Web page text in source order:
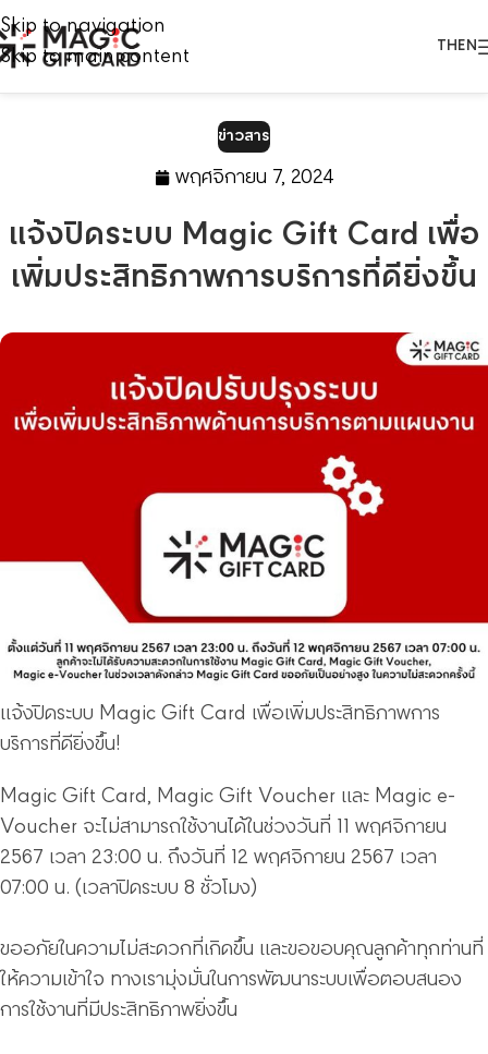
Skip to navigation
Skip to main content
THEN
ข่าวสาร
พฤศจิกายน 7, 2024
แจ้งปิดระบบ Magic Gift Card เพื่อ
เพิ่มประสิทธิภาพการบริการที่ดียิ่งขึ้น
แจ้งปิดระบบ Magic Gift Card เพื่อเพิ่มประสิทธิภาพการ
บริการที่ดียิ่งขึ้น!
Magic Gift Card, Magic Gift Voucher และ Magic e-
Voucher จะไม่สามารถใช้งานได้ในช่วงวันที่ 11 พฤศจิกายน
2567 เวลา 23:00 น. ถึงวันที่ 12 พฤศจิกายน 2567 เวลา
07:00 น. (เวลาปิดระบบ 8 ชั่วโมง)
ขออภัยในความไม่สะดวกที่เกิดขึ้น และขอขอบคุณลูกค้าทุกท่านที่
ให้ความเข้าใจ ทางเรามุ่งมั่นในการพัฒนาระบบเพื่อตอบสนอง
การใช้งานที่มีประสิทธิภาพยิ่งขึ้น